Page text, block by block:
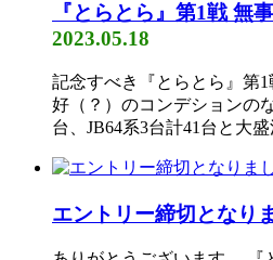
『とらとら』第1戦 無
2023.05.18
記念すべき『とらとら』第
好（？）のコンデションの
台、JB64系3台計41台と大
エントリー締切となり